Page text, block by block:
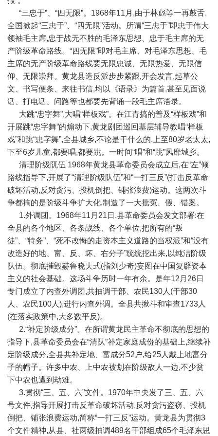
“三忠于”、“四无限”。1968年11月,由于林彪等一再鼓舌,
全国掀起“三忠于”、“四无限”活动。所谓“三忠于”即忠于伟大
领袖毛主席,忠于战无不胜的毛泽东思想、忠于毛主席的无
产阶级革命路线。“四无限”即对毛主席、对毛泽东思想、毛
主席的无产阶级革命路线要无限忠诚、无限热爱、无限信
仰、无限崇拜。黄龙县造反派步步紧跟,开会发言,起草公
文、书写便条、来往书信,均以《语录》为篇首,甚至见面说
话、打电话、问路等也都要先背诵一段毛主席语录。
大跳“忠字舞”,大唱“样板戏”。在江青搞的普及“样板戏”和
开展跳“忠字舞”的煽动下,黄龙剧团巡回基层辅导教唱“样板
戏”和跳“忠字舞”,全县城乡,不论是干什么的,上至80岁老太太,
下至6岁儿童,都要唱,都要跳。一时间“唱”和“跳”风靡城乡。
清理阶级阢伍 1968年黄龙县革命委员会成立后,在“左”倾
路线指导下,开展了“清理阶级队伍”和“一打三反”(打击反革命
破坏活动,反对贪污、投机倒把、铺张浪费)运动。这两次斗
争都搞的是阶级斗争扩大化,制造了一大批冤、假、错案。
1.外调团。1968年11月21日,县革命委员会发文部署:在
全县的各个地区、各条战线、各个单位,把所有的“叛
徒”、“特务”、“死不改悔的走资本主义道路的当权派”和“没有
改造好的地、富、反、坏、右分子”统统挖出来,以纯洁阶级
队伍。彻底摧毁赫鲁晓夫式(指刘少奇)妄图在中国复辟资本
主义的社会基础。这场斗争历时一年有余。是年12月26日
专门成立了内查外调团,共抽调干部、农民130人(干部30
人、农民100人),进行内查外调。全县共揪斗和审查1733人
(在落实政策中,大多数平反)。
2.“补定阶级成分”。在所谓黄龙民主革命不彻底的思想的
指导下,县革命委员会在“清队”补定家庭成份的基础上,继续补
定阶级成分,全县共补定地、富成分52户,给25人戴上地富分
子的帽子。许多中农、上中农被划在阶级敌人一边,不少贫
下中农也遭到劫难。
3.贯彻“三、五、六”文件。1970年中央发了三、五、六
号文件,指导开展打击反革命破坏活动,反对贪污盗窃、投机
倒把、铺张浪费运动,简称“一打三反”运动。黄龙县为贯彻3
个文件精神,从县、社两级抽调489名干部组成65个毛泽东思